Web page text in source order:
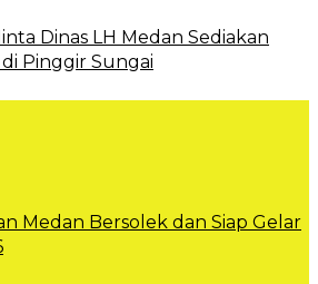
Dinas LH Medan Sediakan
Pinggir Sungai
Medan Bersolek dan Siap Gelar